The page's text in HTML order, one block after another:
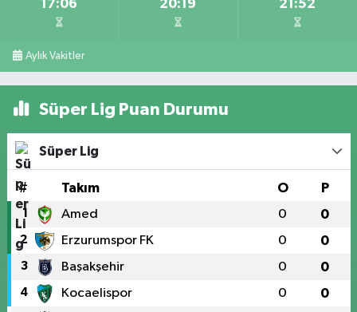
17:06 20:19 21:52
Aylık Vakitler
Süper Lig Puan Durumu
Süper Lig
# Takım O P
1 Amed 0 0
2 Erzurumspor FK 0 0
3 Başakşehir 0 0
4 Kocaelispor 0 0